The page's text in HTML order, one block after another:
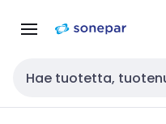
navigointiinsisältöön
Haku